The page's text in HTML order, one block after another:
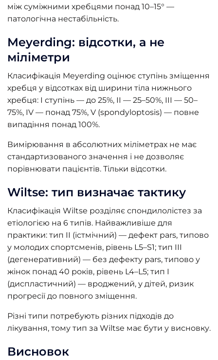
між суміжними хребцями понад 10–15° —
патологічна нестабільність.
Meyerding: відсотки, а не
міліметри
Класифікація Meyerding оцінює ступінь зміщення
хребця у відсотках від ширини тіла нижнього
хребця: I ступінь — до 25%, II — 25–50%, III — 50–
75%, IV — понад 75%, V (spondyloptosis) — повне
випадіння понад 100%.
Вимірювання в абсолютних міліметрах не має
стандартизованого значення і не дозволяє
порівнювати пацієнтів. Тільки відсотки.
Wiltse: тип визначає тактику
Класифікація Wiltse розділяє спондилолістез за
етіологією на 6 типів. Найважливіше для
практики: тип II (істмічний) — дефект pars, типово
у молодих спортсменів, рівень L5–S1; тип III
(дегенеративний) — без дефекту pars, типово у
жінок понад 40 років, рівень L4–L5; тип I
(диспластичний) — вроджений, у дітей, ризик
прогресії до повного зміщення.
Різні типи потребують різних підходів до
лікування, тому тип за Wiltse має бути у висновку.
Висновок